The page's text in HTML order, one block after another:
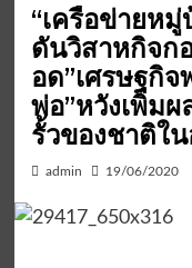
“เครือข่ายห
ดันวิสาหกิจก
อด”เศรษฐกิ
พ่อ”หวังเพิ่ม
รั้วของชาติใ
admin 19/06/2020